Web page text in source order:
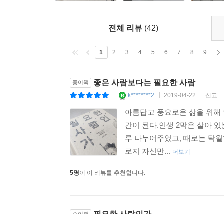
전체 리뷰 (42)
1 2 3 4 5 6 7 8 9
종이책 좋은 사람보다는 필요한 사람
k********2 2019-04-22 신고
아름답고 풍요로운 삶을 위
간이 된다.인생 2막은 살아
루 나누어주었고, 때로는 탁
로지 자신만... 더보기
5명이 이 리뷰를 추천합니다.